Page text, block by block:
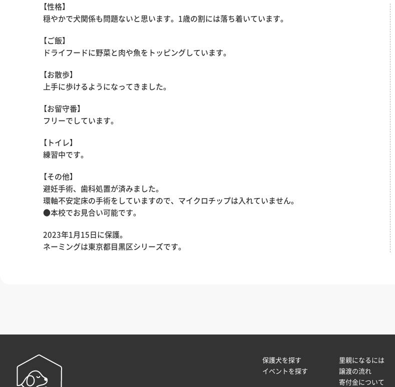
【性格】
穏やかで犬関係も問題ないと思います。1歳の割には落ち着いています。
【ご飯】
ドライフードに野菜と肉や魚をトッピングしています。
【お散歩】
上手に歩けるようになってきました。
【お留守番】
フリーでしています。
【トイレ】
練習中です。
【その他】
避妊手術、歯科処置が済みました。
環軸不安定床の手術をしていますので、マイクロチップは入れていません。
●本校でお見合い可能です。
2023年1月15日に保護。
ネーミングは東京都目黒区シリーズです。
保護犬を探す
イベントを探す
里親になるには
譲渡の流れ
寄付金について